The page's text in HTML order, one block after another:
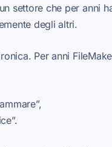
settore che per anni
degli altri.
Per anni